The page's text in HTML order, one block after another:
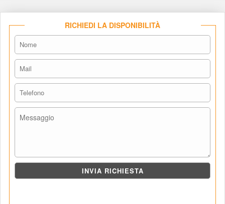
RICHIEDI LA DISPONIBILITÀ